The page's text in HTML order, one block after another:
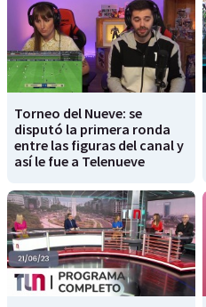
Torneo del Nueve: se
disputó la primera ronda
entre las figuras del canal y
así le fue a Telenueve